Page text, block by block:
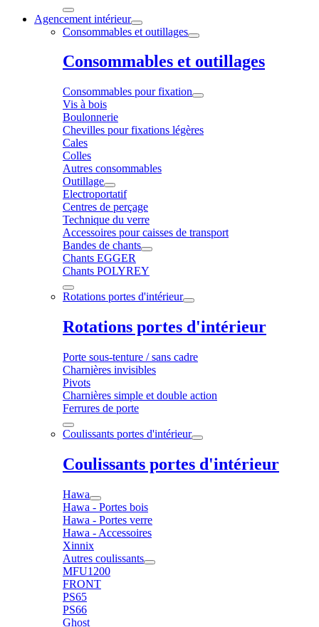
Agencement intérieur
Consommables et outillages
Consommables et outillages
Consommables pour fixation
Vis à bois
Boulonnerie
Chevilles pour fixations légères
Cales
Colles
Autres consommables
Outillage
Electroportatif
Centres de perçage
Technique du verre
Accessoires pour caisses de transport
Bandes de chants
Chants EGGER
Chants POLYREY
Rotations portes d'intérieur
Rotations portes d'intérieur
Porte sous-tenture / sans cadre
Charnières invisibles
Pivots
Charnières simple et double action
Ferrures de porte
Coulissants portes d'intérieur
Coulissants portes d'intérieur
Hawa
Hawa - Portes bois
Hawa - Portes verre
Hawa - Accessoires
Xinnix
Autres coulissants
MFU1200
FRONT
PS65
PS66
Ghost